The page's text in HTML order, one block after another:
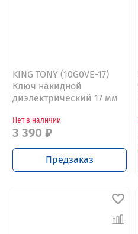
KING TONY (10G0VE-17)
Ключ накидной
диэлектрический 17 мм
Нет в наличии
3 390 ₽
Предзаказ